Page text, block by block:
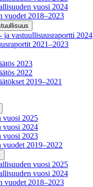
vuosi 2024
vuodet 2018–2023
ja vastuullisuusraportti 2024
2021–2023
2023
2022
2019–2021
vuosi 2025
vuosi 2024
vuosi 2023
vuodet 2019–2022
vuosi 2025
vuosi 2024
vuodet 2018–2023